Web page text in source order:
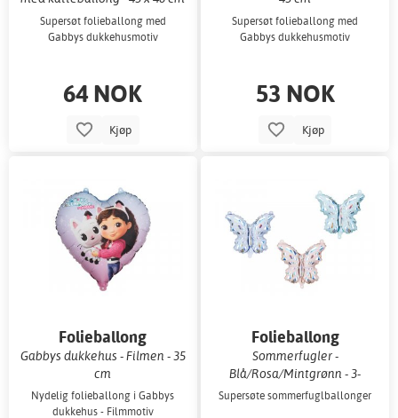
Supersøt folieballong med
Gabbys dukkehusmotiv
64 NOK
Kjøp
Supersøt folieballong med
Gabbys dukkehusmotiv
53 NOK
Kjøp
Folieballong
Gabbys dukkehus - Filmen - 35
cm
Nydelig folieballong i Gabbys
dukkehus - Filmmotiv
Folieballong
Sommerfugler -
Blå/Rosa/Mintgrønn - 3-
pakning
Supersøte sommerfuglballonger